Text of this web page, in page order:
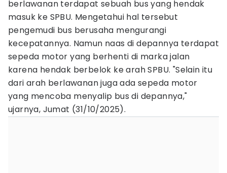
berlawanan terdapat sebuah bus yang hendak
masuk ke SPBU. Mengetahui hal tersebut
pengemudi bus berusaha mengurangi
kecepatannya. Namun naas di depannya terdapat
sepeda motor yang berhenti di marka jalan
karena hendak berbelok ke arah SPBU. "Selain itu
dari arah berlawanan juga ada sepeda motor
yang mencoba menyalip bus di depannya,"
ujarnya, Jumat (31/10/2025).